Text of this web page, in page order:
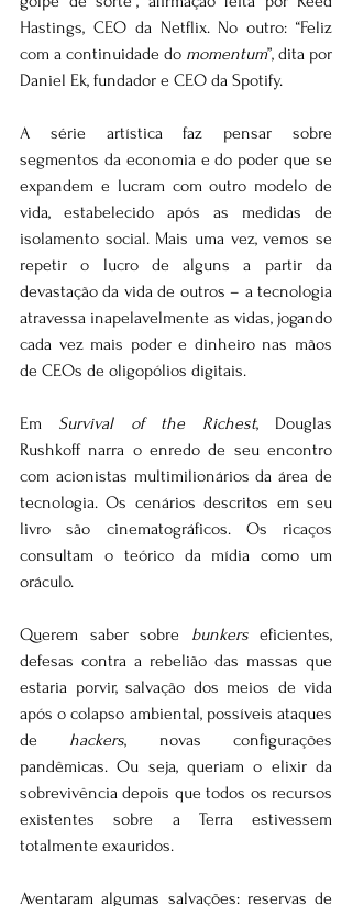
Hastings, CEO da Netflix. No outro: “Feliz
com a continuidade do momentum”, dita por
Daniel Ek, fundador e CEO da Spotify.
A série artística faz pensar sobre
segmentos da economia e do poder que se
expandem e lucram com outro modelo de
vida, estabelecido após as medidas de
isolamento social. Mais uma vez, vemos se
repetir o lucro de alguns a partir da
devastação da vida de outros – a tecnologia
atravessa inapelavelmente as vidas, jogando
cada vez mais poder e dinheiro nas mãos
de CEOs de oligopólios digitais.
Em Survival of the Richest, Douglas
Rushkoff narra o enredo de seu encontro
com acionistas multimilionários da área de
tecnologia. Os cenários descritos em seu
livro são cinematográficos. Os ricaços
consultam o teórico da mídia como um
oráculo.
Querem saber sobre bunkers eficientes,
defesas contra a rebelião das massas que
estaria porvir, salvação dos meios de vida
após o colapso ambiental, possíveis ataques
de hackers, novas configurações
pandêmicas. Ou seja, queriam o elixir da
sobrevivência depois que todos os recursos
existentes sobre a Terra estivessem
totalmente exauridos.
Aventaram algumas salvações: reservas de